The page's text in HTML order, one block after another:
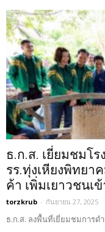
ธ.ก.ส. เยี่ยมชมโร
รร.ทุ่งเหียงพิทยา
ค้า เพิ่มเยาวชนเ
torzkrub - กันยายน 27, 2025
ธ.ก.ส. ลงพื้นที่เยี่ยมชมการด